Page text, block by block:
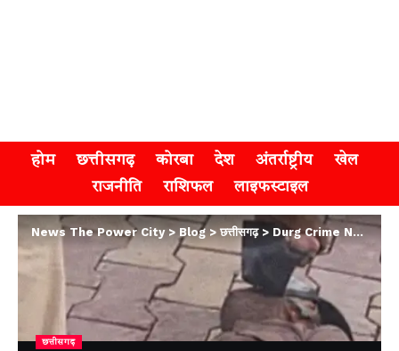
होम छत्तीसगढ़ कोरबा देश अंतर्राष्ट्रीय
खेल
राजनीति
राशिफल लाइफस्टाइल
News The Power City> Blog > छत्तीसगढ़> Durg Crime News : दरिंदगी के आरोपी का पुलिस ने निकाला जुलूस, सड़क पर पड़ा मिर्गी का दौरा
छत्तीसगढ़